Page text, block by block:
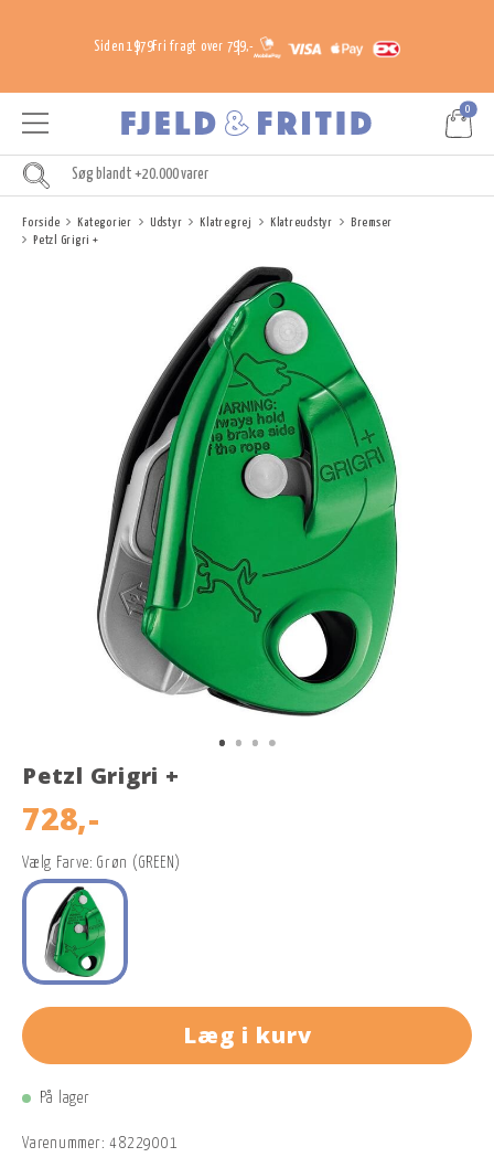
Siden 1979Fri fragt over 799,-
0
Forside Kategorier Udstyr Klatregrej Klatreudstyr
Bremser
Petzl Grigri +
Petzl Grigri +
728,-
Vælg Farve: Grøn (GREEN)
Læg i kurv
På lager
Varenummer: 48229001